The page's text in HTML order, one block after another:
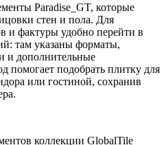
Paradise_GT, которые
стен и пола. Для
и фактуры удобно перейти в
там указаны форматы,
и дополнительные
помогает подобрать плитку для
или гостиной, сохранив
коллекции GlobalTile